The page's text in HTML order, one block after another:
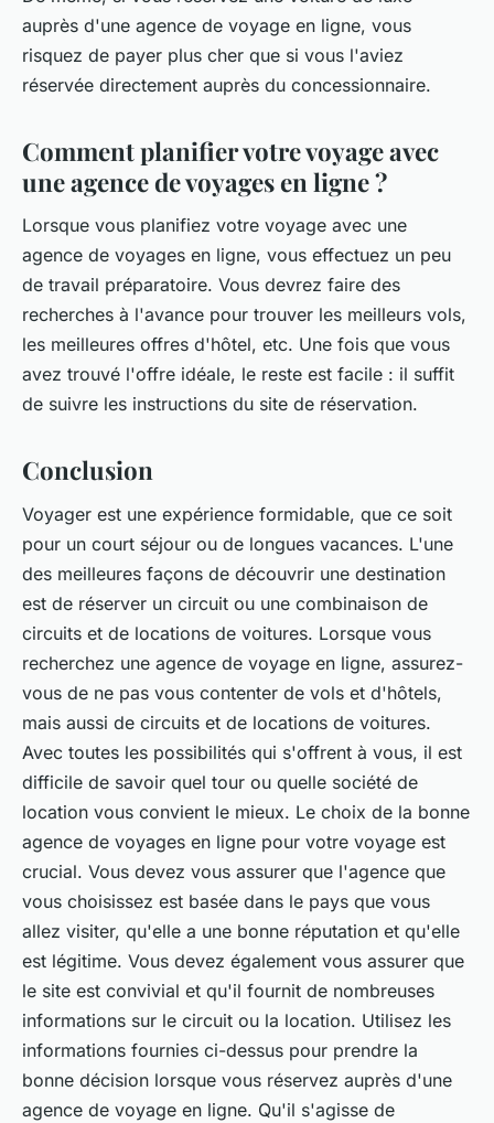
auprès d'une agence de voyage en ligne, vous
risquez de payer plus cher que si vous l'aviez
réservée directement auprès du concessionnaire.
Comment planifier votre voyage avec
une agence de voyages en ligne ?
Lorsque vous planifiez votre voyage avec une
agence de voyages en ligne, vous effectuez un peu
de travail préparatoire. Vous devrez faire des
recherches à l'avance pour trouver les meilleurs vols,
les meilleures offres d'hôtel, etc. Une fois que vous
avez trouvé l'offre idéale, le reste est facile : il suffit
de suivre les instructions du site de réservation.
Conclusion
Voyager est une expérience formidable, que ce soit
pour un court séjour ou de longues vacances. L'une
des meilleures façons de découvrir une destination
est de réserver un circuit ou une combinaison de
circuits et de locations de voitures. Lorsque vous
recherchez une agence de voyage en ligne, assurez-
vous de ne pas vous contenter de vols et d'hôtels,
mais aussi de circuits et de locations de voitures.
Avec toutes les possibilités qui s'offrent à vous, il est
difficile de savoir quel tour ou quelle société de
location vous convient le mieux. Le choix de la bonne
agence de voyages en ligne pour votre voyage est
crucial. Vous devez vous assurer que l'agence que
vous choisissez est basée dans le pays que vous
allez visiter, qu'elle a une bonne réputation et qu'elle
est légitime. Vous devez également vous assurer que
le site est convivial et qu'il fournit de nombreuses
informations sur le circuit ou la location. Utilisez les
informations fournies ci-dessus pour prendre la
bonne décision lorsque vous réservez auprès d'une
agence de voyage en ligne. Qu'il s'agisse de